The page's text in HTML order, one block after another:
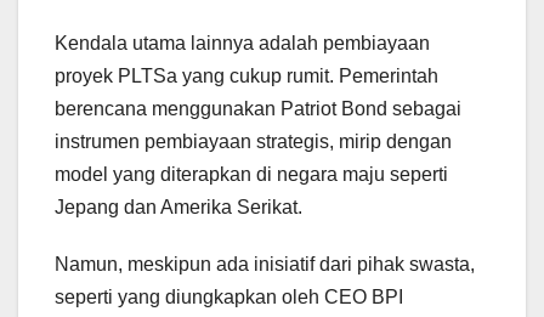
Kendala utama lainnya adalah pembiayaan
proyek PLTSa yang cukup rumit. Pemerintah
berencana menggunakan Patriot Bond sebagai
instrumen pembiayaan strategis, mirip dengan
model yang diterapkan di negara maju seperti
Jepang dan Amerika Serikat.
Namun, meskipun ada inisiatif dari pihak swasta,
seperti yang diungkapkan oleh CEO BPI